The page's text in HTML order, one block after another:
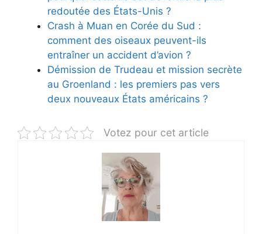
redoutée des États-Unis ?
Crash à Muan en Corée du Sud :
comment des oiseaux peuvent-ils
entraîner un accident d’avion ?
Démission de Trudeau et mission secrète
au Groenland : les premiers pas vers
deux nouveaux États américains ?
Votez pour cet article